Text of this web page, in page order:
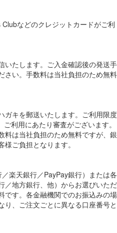
などのクレジットカードがご利
いたします。ご入金確認後の発送手
さい。手数料は当社負担のため無料
ガキを郵送いたします。ご利用限度
利用にあたり審査がございます。
料は当社負担のため無料ですが、銀
ご負担となります。
楽天銀行／PayPay銀行）または各
／地方銀行、他）からお選びいただ
です。各金融機関でのお振込みの場
、ご注文ごとに異なる口座番号と